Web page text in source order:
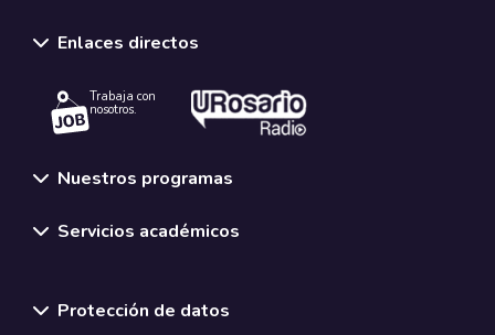
Enlaces directos
Trabaja con
nosotros.
Nuestros programas
Servicios académicos
Protección de datos